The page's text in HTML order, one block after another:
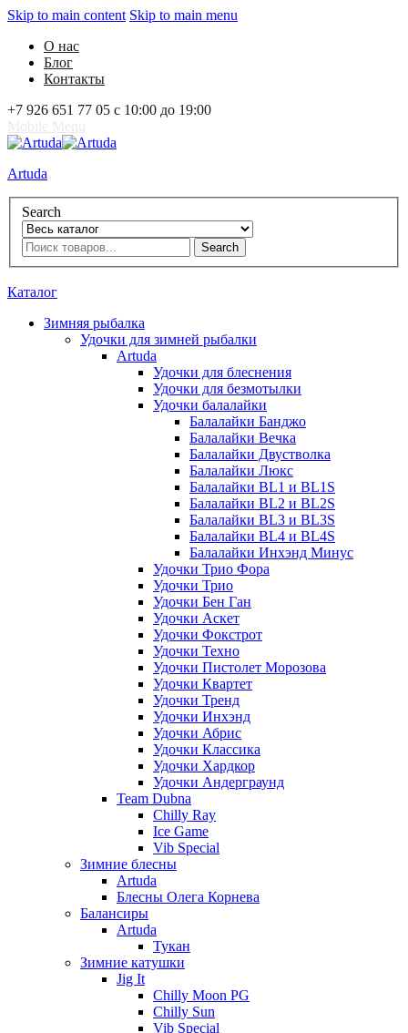
Skip to main content Skip to main menu
О нас
Блог
Контакты
+7 926 651 77 05 с 10:00 до 19:00
Artuda
Search
Search
Каталог
Зимняя рыбалка
Удочки для зимней рыбалки
Artuda
Удочки для блеснения
Удочки для безмотылки
Удочки балалайки
Балалайки Банджо
Балалайки Вечка
Балалайки Двустволка
Балалайки Люкс
Балалайки BL1 и BL1S
Балалайки BL2 и BL2S
Балалайки BL3 и BL3S
Балалайки BL4 и BL4S
Балалайки Инхэнд Минус
Удочки Трио Фора
Удочки Трио
Удочки Бен Ган
Удочки Аскет
Удочки Фокстрот
Удочки Техно
Удочки Пистолет Морозова
Удочки Квартет
Удочки Тренд
Удочки Инхэнд
Удочки Абрис
Удочки Классика
Удочки Хардкор
Удочки Андерграунд
Team Dubna
Chilly Ray
Ice Game
Vib Special
Зимние блесны
Artuda
Блесны Олега Корнева
Балансиры
Artuda
Тукан
Зимние катушки
Jig It
Chilly Moon PG
Chilly Sun
Vib Special